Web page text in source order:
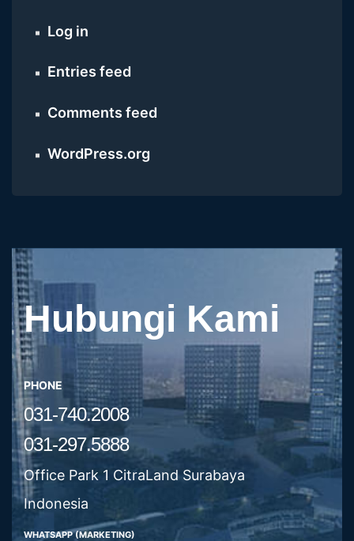
Log in
Entries feed
Comments feed
WordPress.org
Hubungi Kami
PHONE
031-740.2008
031-297.5888
Office Park 1 CitraLand Surabaya
Indonesia
WHATSAPP (MARKETING)